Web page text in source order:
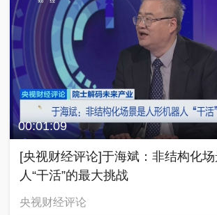
00:01:09
[央视财经评论]于海斌：非结构化
人“干活”的最大挑战
央视财经评论